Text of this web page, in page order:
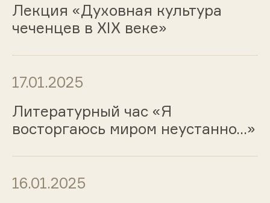
Лекция «Духовная культура
чеченцев в XIX веке»
17.01.2025
Литературный час «Я
восторгаюсь миром неустанно…»
16.01.2025